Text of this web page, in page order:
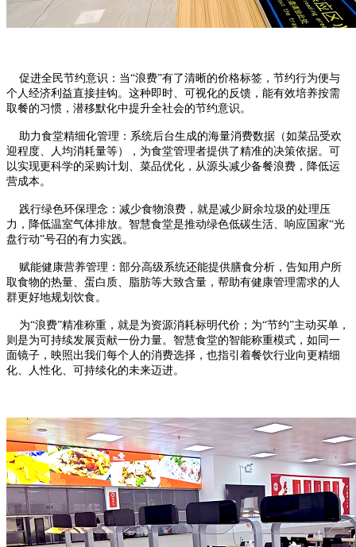
促进全民节约意识：当“浪费”有了清晰的价格标签，节约行为便与
个人经济利益直接挂钩。这种即时、可视化的反馈，能有效培养按需
取餐的习惯，潜移默化中提升全社会的节约意识。
助力食堂精细化管理：系统后台生成的海量消费数据（如菜品受欢
迎程度、人均消耗量等），为食堂管理者提供了精准的决策依据。可
以实现更科学的采购计划、菜品优化，从源头减少备餐浪费，降低运
营成本。
践行绿色环保理念：减少食物浪费，就是减少厨余垃圾的处理压
力，降低温室气体排放。智慧食堂是推动绿色低碳生活、响应国家“光
盘行动”号召的有力实践。
赋能健康营养管理：部分高级系统还能提供膳食分析，告知用户所
取食物的热量、蛋白质、脂肪等大致含量，帮助有健康管理需求的人
群更好地规划饮食。
为“浪费”精准称重，就是为资源消耗标明代价；为“节约”主动买单，
则是为可持续发展贡献一份力量。智慧食堂的智能称重模式，如同一
面镜子，映照出我们每个人的消费选择，也指引着餐饮行业向更精细
化、人性化、可持续化的未来迈进。